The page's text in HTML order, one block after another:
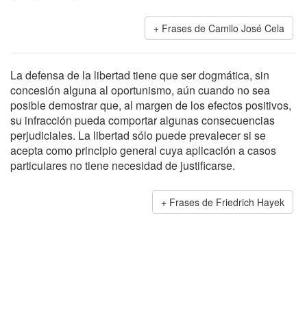
Frases de Camilo José Cela
La defensa de la libertad tiene que ser dogmática, sin
concesión alguna al oportunismo, aún cuando no sea
posible demostrar que, al margen de los efectos positivos,
su infracción pueda comportar algunas consecuencias
perjudiciales. La libertad sólo puede prevalecer si se
acepta como principio general cuya aplicación a casos
particulares no tiene necesidad de justificarse.
Frases de Friedrich Hayek